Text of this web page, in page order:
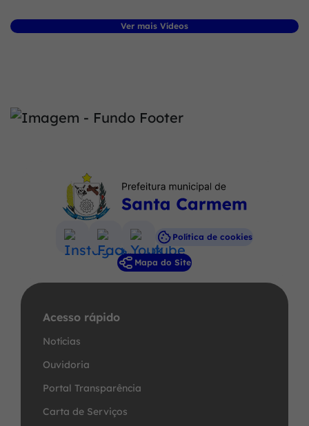
Ver mais Vídeos
Acessar
Rede
Social
Instagram
Acessar
Rede
Social
Acessar
a
Rede
Política de cookies
Mapa do Site
Acesso rápido
Notícias
Ouvidoria
Portal Transparência
Carta de Serviços